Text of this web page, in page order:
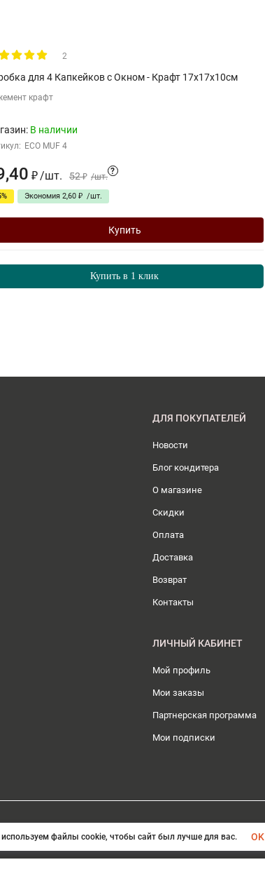
2
для 4 Капкейков с Окном - Крафт 17х17х10см
крафт
В наличии
ECO MUF 4
₽/шт. 52 ₽ /шт.
?
Экономия 2,60 ₽ /шт.
Купить
Купить в 1 клик
ДЛЯ ПОКУПАТЕЛЕЙ
Новости
Блог кондитера
О магазине
Скидки
Оплата
Доставка
Возврат
Контакты
ЛИЧНЫЙ КАБИНЕТ
Мой профиль
Мои заказы
Партнерская программа
Мои подписки
файлы cookie, чтобы сайт был лучше для вас. OK